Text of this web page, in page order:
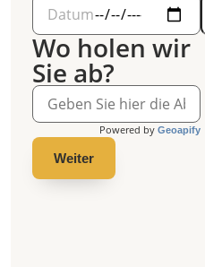
Wo holen wir
Sie ab?
Powered by Geoapify
Weiter